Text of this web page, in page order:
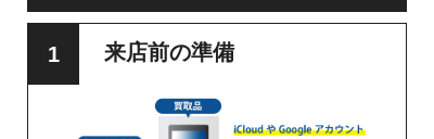
来店前の準備